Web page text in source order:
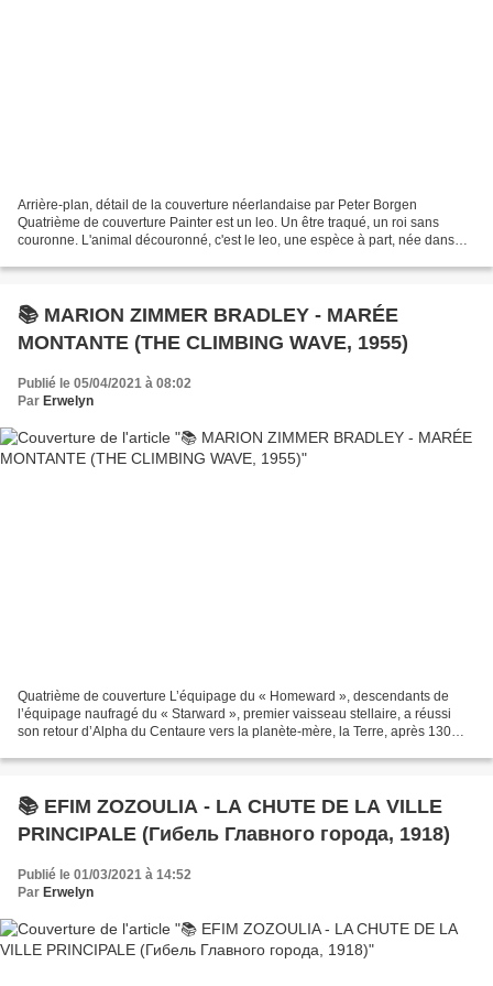
Arrière-plan, détail de la couverture néerlandaise par Peter Borgen
Quatrième de couverture Painter est un leo. Un être traqué, un roi sans
couronne. L'animal découronné, c'est le leo, une espèce à part, née dans
📚 MARION ZIMMER BRADLEY - MARÉE
MONTANTE (THE CLIMBING WAVE, 1955)
Publié le 05/04/2021 à 08:02
Par Erwelyn
Quatrième de couverture L’équipage du « Homeward », descendants de
l’équipage naufragé du « Starward », premier vaisseau stellaire, a réussi
son retour d’Alpha du Centaure vers la planète-mère, la Terre, après 130
📚 EFIM ZOZOULIA - LA CHUTE DE LA VILLE
PRINCIPALE (Гибель Главного города, 1918)
Publié le 01/03/2021 à 14:52
Par Erwelyn